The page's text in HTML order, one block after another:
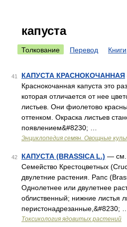
капуста
Толкование Перевод Книги
41 КАПУСТА КРАСНОКОЧАННАЯ
Краснокочанная капуста это
которая отличается от нее
листьев. Они фиолетово
оттенком. Окраска листьев
появлением&#8230; …
Энциклопедия семян. Овощные
42 КАПУСТА (BRASSICA L.) — см.
Семейство Крестоцветных
двулетние растения. Рапс
Однолетнее или двулетнее
облиственный; нижние листья
перистонадрезанные,&#8230; …
Токсикология ядовитых растений